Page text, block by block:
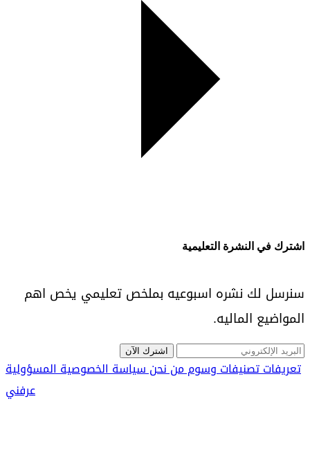
اشترك في النشرة التعليمية
سنرسل لك نشره اسبوعيه بملخص تعليمي يخص اهم
المواضيع الماليه.
اشترك الآن
تعريفاتتصنيفاتوسوممن نحنسياسة الخصوصيةالمسؤولية
عرفني